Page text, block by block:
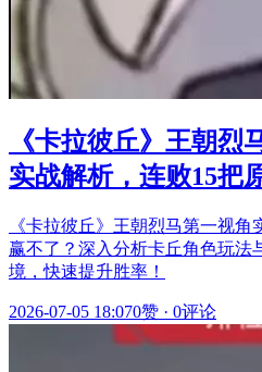
《卡拉彼丘》王朝烈
实战解析，连败15把
《卡拉彼丘》王朝烈马第一视
赢不了？深入分析卡丘角色玩法
境，快速提升胜率！
2026-07-05 18:070赞 · 0评论